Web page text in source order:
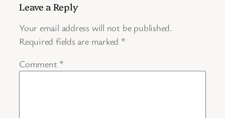
Leave a Reply
Your email address will not be published.
Required fields are marked *
Comment *